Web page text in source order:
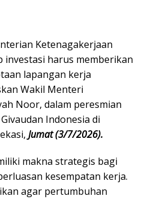
Ketenagakerjaan
investasi harus memberikan
lapangan kerja
Wakil Menteri
Noor, dalam peresmian
Indonesia di
Jumat (3/7/2026).
makna strategis bagi
kesempatan kerja.
agar pertumbuhan